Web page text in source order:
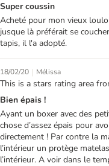
Super coussin
Acheté pour mon vieux
jusque là préférait se
tapis, il l'a adopté.
18/02/20 | Mélissa
This is a stars rating area
Bien épais !
Ayant un boxer avec des
chose d’assez épais pour
directement ! Par contre la
l’intérieur un protège
l’intérieur. A voir dans le